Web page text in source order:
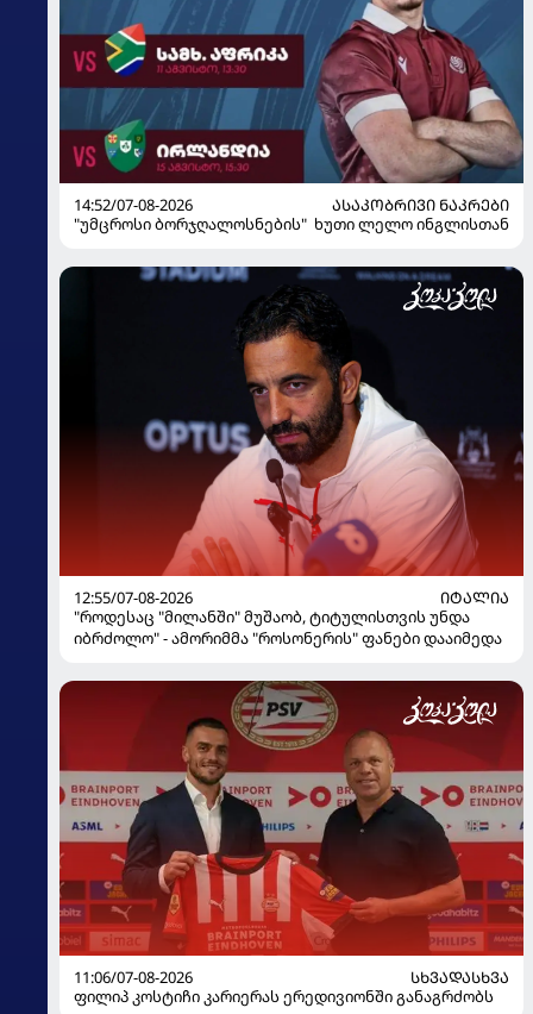
14:52/07-08-2026
ᲐᲡᲐᲙᲝᲑᲠᲘᲕᲘ ᲜᲐᲙᲠᲔᲑᲘ
"უმცროსი ბორჯღალოსნების" ხუთი ლელო ინგლისთან
12:55/07-08-2026
ᲘᲢᲐᲚᲘᲐ
"როდესაც "მილანში" მუშაობ, ტიტულისთვის უნდა
იბრძოლო" - ამორიმმა "როსონერის" ფანები დააიმედა
11:06/07-08-2026
ᲡᲮᲕᲐᲓᲐᲡᲮᲕᲐ
ფილიპ კოსტიჩი კარიერას ერედივიონში განაგრძობს